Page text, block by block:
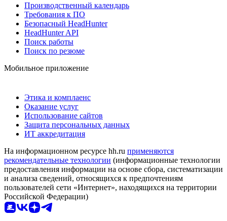
Производственный календарь
Требования к ПО
Безопасный HeadHunter
HeadHunter API
Поиск работы
Поиск по резюме
Мобильное приложение
Этика и комплаенс
Оказание услуг
Использование сайтов
Защита персональных данных
ИТ аккредитация
На информационном ресурсе hh.ru применяются
рекомендательные технологии (информационные технологии
предоставления информации на основе сбора, систематизации
и анализа сведений, относящихся к предпочтениям
пользователей сети «Интернет», находящихся на территории
Российской Федерации)